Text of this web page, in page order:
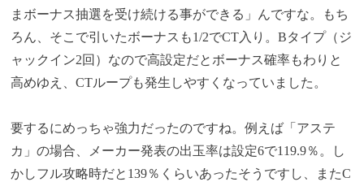
まボーナス抽選を受け続ける事ができる」んですな。もち
ろん、そこで引いたボーナスも1/2でCT入り。Bタイプ（ジ
ャックイン2回）なので高設定だとボーナス確率もわりと
高めゆえ、CTループも発生しやすくなっていました。
要するにめっちゃ強力だったのですね。例えば「アステ
カ」の場合、メーカー発表の出玉率は設定6で119.9％。し
かしフル攻略時だと139％くらいあったそうですし、またC